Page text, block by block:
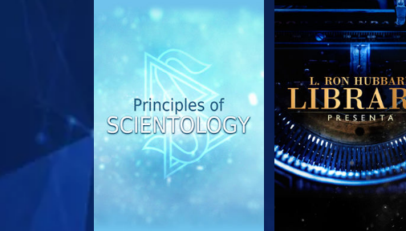
ESPLORA LE SERIE ESPLORA LE SERIE